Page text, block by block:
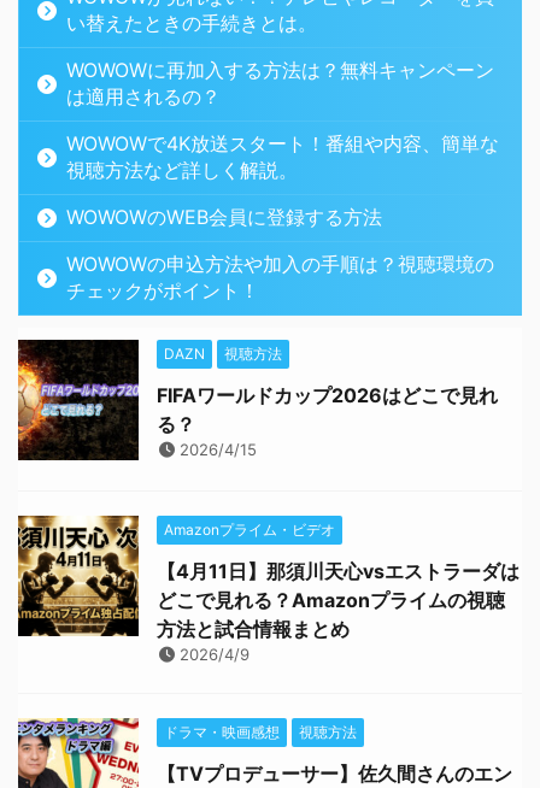
い替えたときの手続きとは。
WOWOWに再加入する方法は？無料キャンペーン
は適用されるの？
WOWOWで4K放送スタート！番組や内容、簡単な
視聴方法など詳しく解説。
WOWOWのWEB会員に登録する方法
WOWOWの申込方法や加入の手順は？視聴環境の
チェックがポイント！
DAZN 視聴方法
FIFAワールドカップ2026はどこで見れ
る？
2026/4/15
Amazonプライム・ビデオ
【4月11日】那須川天心vsエストラーダは
どこで見れる？Amazonプライムの視聴
方法と試合情報まとめ
2026/4/9
ドラマ・映画感想 視聴方法
【TVプロデューサー】佐久間さんのエン